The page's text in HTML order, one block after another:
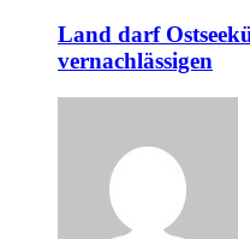
Land darf
vernachlässigen